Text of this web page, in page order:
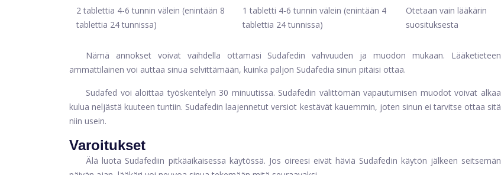
2 tablettia 4-6 tunnin välein (enintään 8
tablettia 24 tunnissa)
1 tabletti 4-6 tunnin välein (enintään 4
tablettia 24 tunnissa)
Otetaan vain lääkärin
suosituksesta
Nämä annokset voivat vaihdella ottamasi Sudafedin vahvuuden ja muodon mukaan. Lääketieteen
ammattilainen voi auttaa sinua selvittämään, kuinka paljon Sudafedia sinun pitäisi ottaa.
Sudafed voi aloittaa työskentelyn 30 minuutissa. Sudafedin välittömän vapautumisen muodot voivat alkaa
kulua neljästä kuuteen tuntiin. Sudafedin laajennetut versiot kestävät kauemmin, joten sinun ei tarvitse ottaa sitä
niin usein.
Varoitukset
Älä luota Sudafediin pitkäaikaisessa käytössä. Jos oireesi eivät häviä Sudafedin käytön jälkeen seitsemän